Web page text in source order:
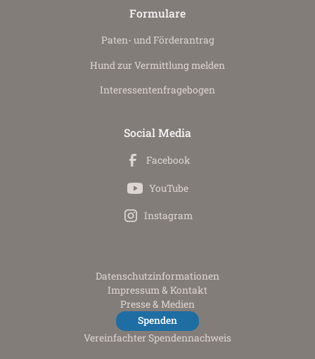
Formulare
Paten- und Förderantrag
Hund zur Vermittlung melden
Interessenten­fragebogen
Social Media
Facebook
YouTube
Instagram
Datenschutz­informationen
Impressum & Kontakt
Presse & Medien
Spenden
Vereinfachter Spendennachweis